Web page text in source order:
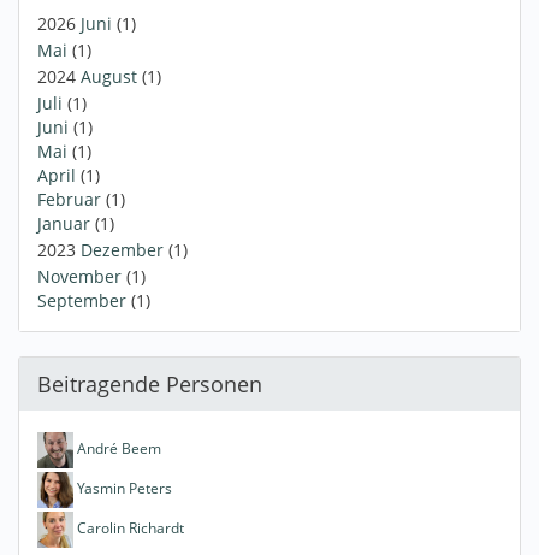
2026 Juni (1)
Mai (1)
2024 August (1)
Juli (1)
Juni (1)
Mai (1)
April (1)
Februar (1)
Januar (1)
2023 Dezember (1)
November (1)
September (1)
Beitragende Personen
André Beem
Yasmin Peters
Carolin Richardt